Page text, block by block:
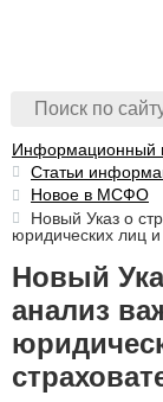
Информационный
Статьи
Новое в МСФО
Новый Указ о
юридических лиц и
Новый
анализ